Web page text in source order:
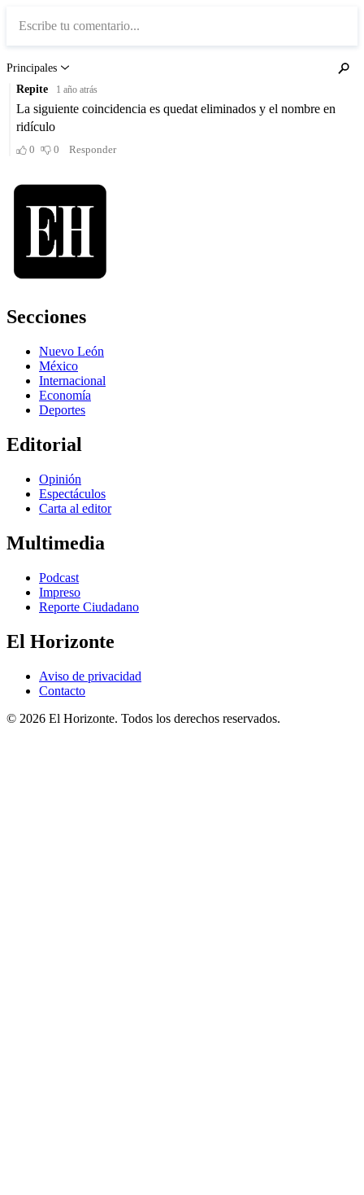
Secciones
Nuevo León
México
Internacional
Economía
Deportes
Editorial
Opinión
Espectáculos
Carta al editor
Multimedia
Podcast
Impreso
Reporte Ciudadano
El Horizonte
Aviso de privacidad
Contacto
© 2026 El Horizonte. Todos los derechos reservados.